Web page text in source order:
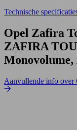
Technische
Opel Zafira
ZAFIRA
Monovolume,
Aanvullende info over